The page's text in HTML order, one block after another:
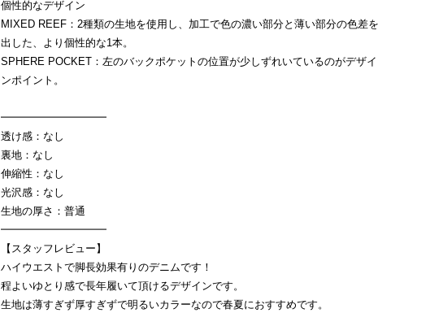
個性的なデザイン
MIXED REEF：2種類の生地を使用し、加工で色の濃い部分と薄い部分の色差を
出した、より個性的な1本。
SPHERE POCKET：左のバックポケットの位置が少しずれいているのがデザイ
ンポイント。
━━━━━━━━━━
透け感：なし
裏地：なし
伸縮性：なし
光沢感：なし
生地の厚さ：普通
━━━━━━━━━━
【スタッフレビュー】
ハイウエストで脚長効果有りのデニムです！
程よいゆとり感で長年履いて頂けるデザインです。
生地は薄すぎず厚すぎずで明るいカラーなので春夏におすすめです。